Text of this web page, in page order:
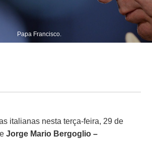
Papa Francisco.
italianas nesta terça-feira, 29 de
Jorge Mario Bergoglio –